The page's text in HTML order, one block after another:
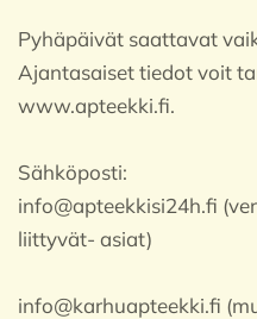
Pyhäpäivät saattavat
Ajantasaiset tiedot voit
www.apteekki.fi.
Sähköposti:
info@apteekkisi24h.fi
liittyvät- asiat)
info@karhuapteekki.fi